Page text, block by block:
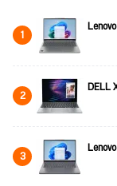
1
2 DELL
3